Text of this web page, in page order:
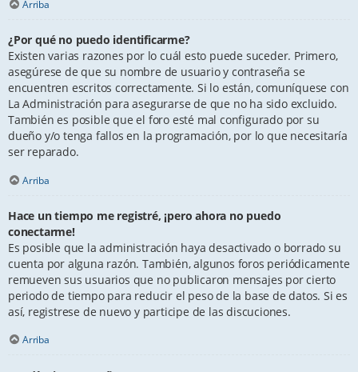
Arriba
¿Por qué no puedo identificarme?
Existen varias razones por lo cuál esto puede suceder. Primero,
asegúrese de que su nombre de usuario y contraseña se
encuentren escritos correctamente. Si lo están, comuníquese con
La Administración para asegurarse de que no ha sido excluido.
También es posible que el foro esté mal configurado por su
dueño y/o tenga fallos en la programación, por lo que necesitaría
ser reparado.
Arriba
Hace un tiempo me registré, ¡pero ahora no puedo
conectarme!
Es posible que la administración haya desactivado o borrado su
cuenta por alguna razón. También, algunos foros periódicamente
remueven sus usuarios que no publicaron mensajes por cierto
periodo de tiempo para reducir el peso de la base de datos. Si es
así, registrese de nuevo y participe de las discuciones.
Arriba